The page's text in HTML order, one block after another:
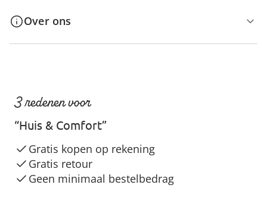
Over ons
3 redenen voor
“Huis & Comfort”
Gratis kopen op rekening
Gratis retour
Geen minimaal bestelbedrag